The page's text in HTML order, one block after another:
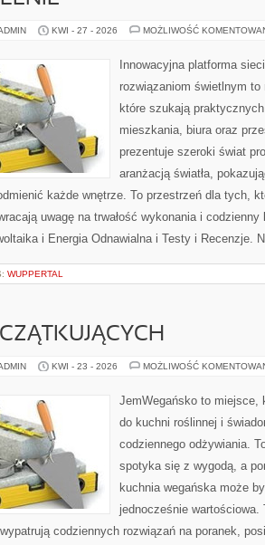
KWI - 27 - 2026 MOŻLIWOŚĆ
Innowacyjna platforma
rozwiązaniom świetlnym
które szukają
mieszkania, biura oraz
prezentuje szeroki świat
aranżacją światła,
każde wnętrze. To przestrzeń dla tych,
uwagę na trwałość wykonania i
i Energia Odnawialna i Testy i Recenzje.
WUPPERTAL
KWI - 23 - 2026 MOŻLIWOŚĆ
JemWegańsko to miejsce,
do kuchni roślinnej i
codziennego odżywiania.
spotyka się z wygodą, a
kuchnia wegańska może
jednocześnie wartościowa.
codziennych rozwiązań na poranek,